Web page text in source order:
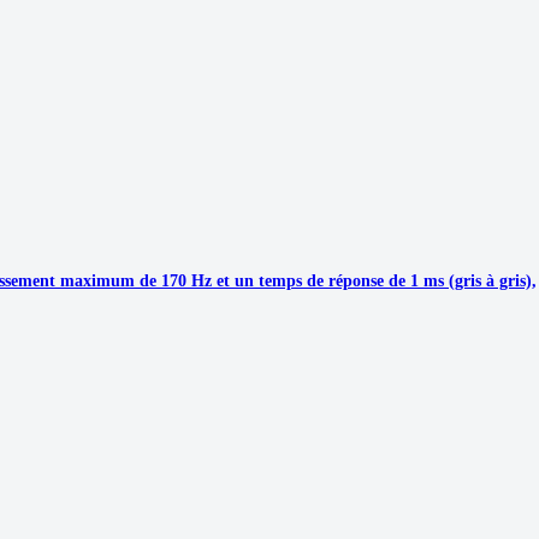
maximum de 170 Hz et un temps de réponse de 1 ms (gris à gris),